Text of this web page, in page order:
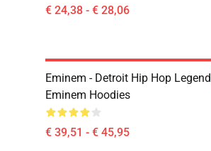
€ 24,38 - € 28,06
Eminem - Detroit Hip Hop Legend
Eminem Hoodies
€ 39,51 - € 45,95